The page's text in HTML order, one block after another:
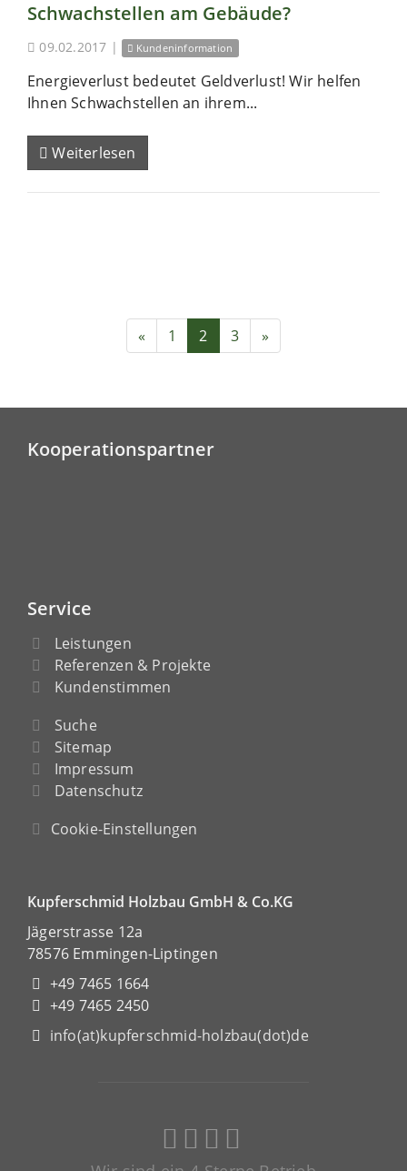
Schwachstellen am Gebäude?
09.02.2017 | Kundeninformation
Energieverlust bedeutet Geldverlust! Wir helfen
Ihnen Schwachstellen an ihrem...
Weiterlesen
« 1 2 3 »
Kooperationspartner
Service
Leistungen
Referenzen & Projekte
Kundenstimmen
Suche
Sitemap
Impressum
Datenschutz
Cookie-Einstellungen
Kupferschmid Holzbau GmbH & Co.KG
Jägerstrasse 12a
78576 Emmingen-Liptingen
+49 7465 1664
+49 7465 2450
info(at)kupferschmid-holzbau(dot)de